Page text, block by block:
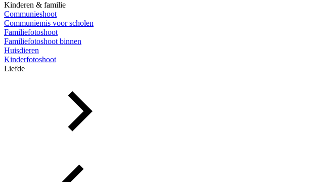
Kinderen & familie
Communieshoot
Communiemis voor scholen
Familiefotoshoot
Familiefotoshoot binnen
Huisdieren
Kinderfotoshoot
Liefde